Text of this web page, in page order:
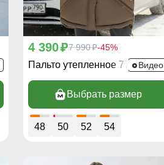
4 390p7 990p-45%
Пальто утепленное 7747KВидео
Выбрать размер
48 50 52 54